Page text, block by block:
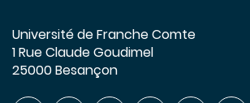
Université de Franche Comte
1 Rue Claude Goudimel
25000 Besançon